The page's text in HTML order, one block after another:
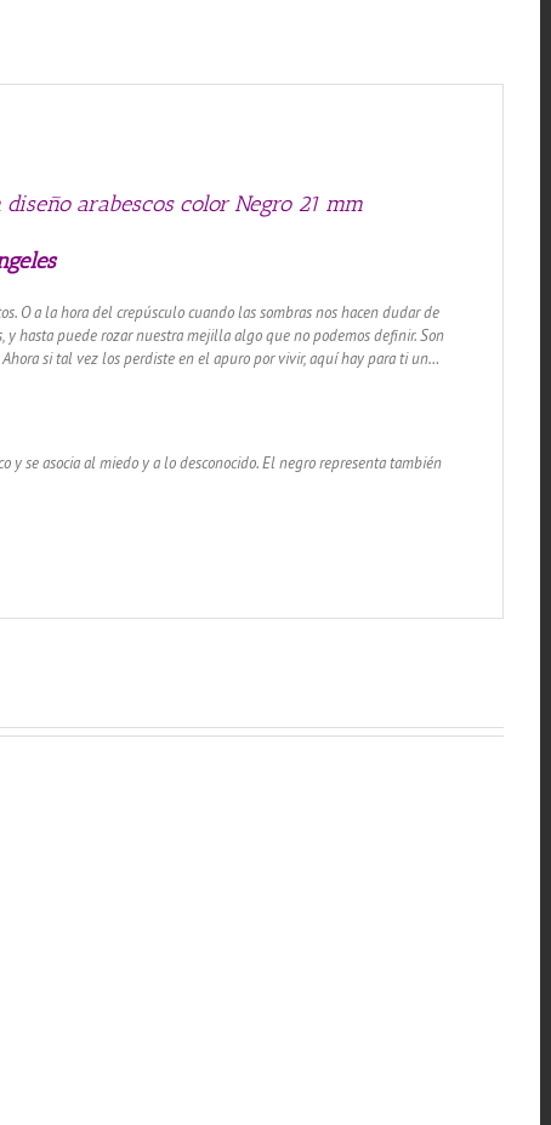
arabescos color Negro 21 mm
O a la hora del crepúsculo cuando las sombrasnos hacen dudar de
y hasta puede rozar nuestra mejillaalgo que no podemos definir.Son
si tal vez los perdiste en elapuro por vivir, aquí hay para ti un…
y se asocia al miedo y a lo desconocido.El negro representa también